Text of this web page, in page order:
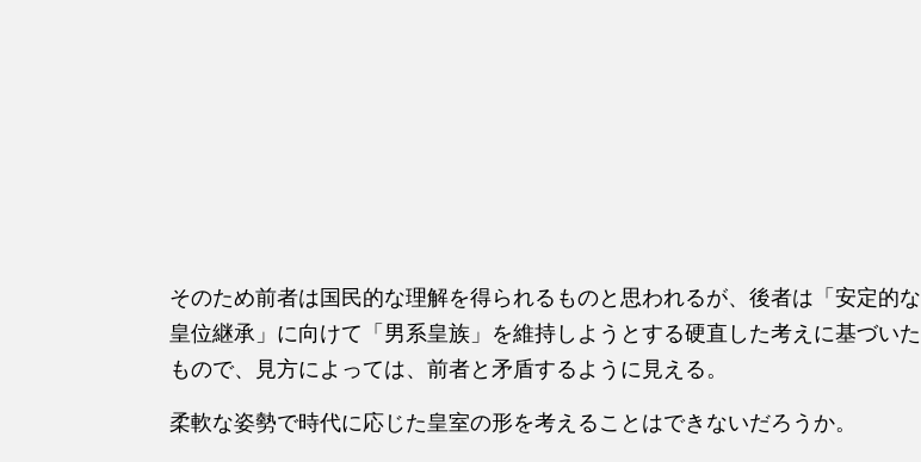
そのため前者は国民的な理解を得られるものと思われるが、後者は「安定的な
皇位継承」に向けて「男系皇族」を維持しようとする硬直した考えに基づいた
もので、見方によっては、前者と矛盾するように見える。
柔軟な姿勢で時代に応じた皇室の形を考えることはできないだろうか。